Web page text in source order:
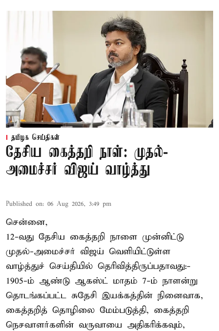
தமிழக செய்திகள்
தேசிய கைத்தறி நாள்: முதல்-
அமைச்சர் விஜய் வாழ்த்து
Published on: 06 Aug 2026, 3:49 pm
சென்னை,
12-வது தேசிய கைத்தறி நாளை முன்னிட்டு
முதல்-அமைச்சர் விஜய் வெளியிட்டுள்ள
வாழ்த்துச் செய்தியில் தெரிவித்திருப்பதாவது:-
1905-ம் ஆண்டு ஆகஸ்ட் மாதம் 7-ம் நாளன்று
தொடங்கப்பட்ட சுதேசி இயக்கத்தின் நினைவாக,
கைத்தறித் தொழிலை மேம்படுத்தி, கைத்தறி
நெசவாளர்களின் வருவாயை அதிகரிக்கவும்,